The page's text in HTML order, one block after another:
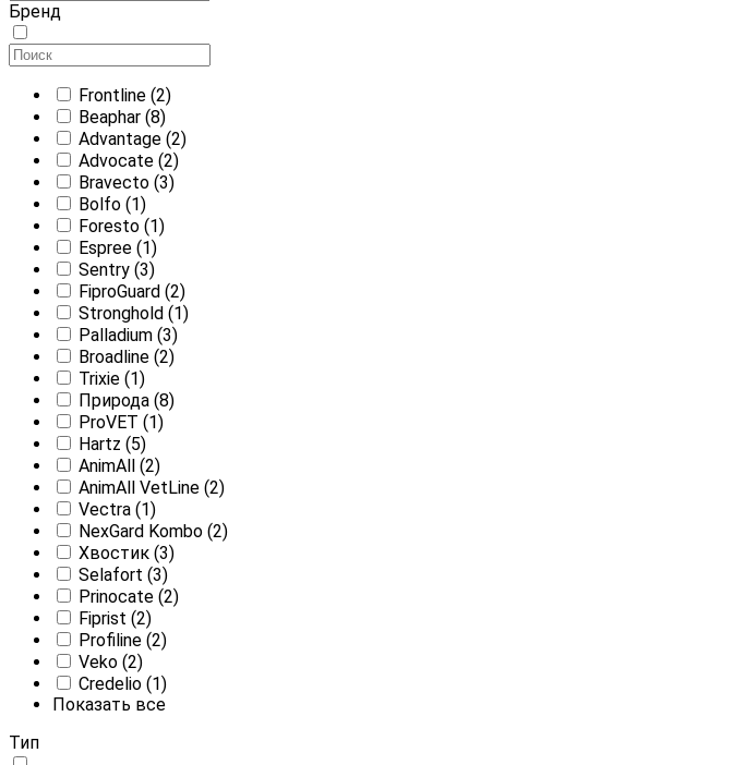
Бренд
Frontline (2)
Beaphar (8)
Advantage (2)
Advocate (2)
Bravecto (3)
Bolfo (1)
Foresto (1)
Espree (1)
Sentry (3)
FiproGuard (2)
Stronghold (1)
Palladium (3)
Broadline (2)
Trixie (1)
Природа (8)
ProVET (1)
Hartz (5)
AnimAll (2)
AnimAll VetLine (2)
Vectra (1)
NexGard Kombo (2)
Хвостик (3)
Selafort (3)
Prinocate (2)
Fiprist (2)
Profiline (2)
Veko (2)
Credelio (1)
Показать все
Тип